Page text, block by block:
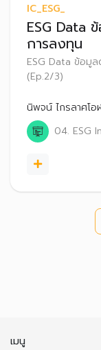
IC_ESG_
ESG Data
การลงทุน
ESG Data ข้อมูล
(Ep.2/3)
นิพจน์ ไกรลาศโอ
04. ESG
เมนู